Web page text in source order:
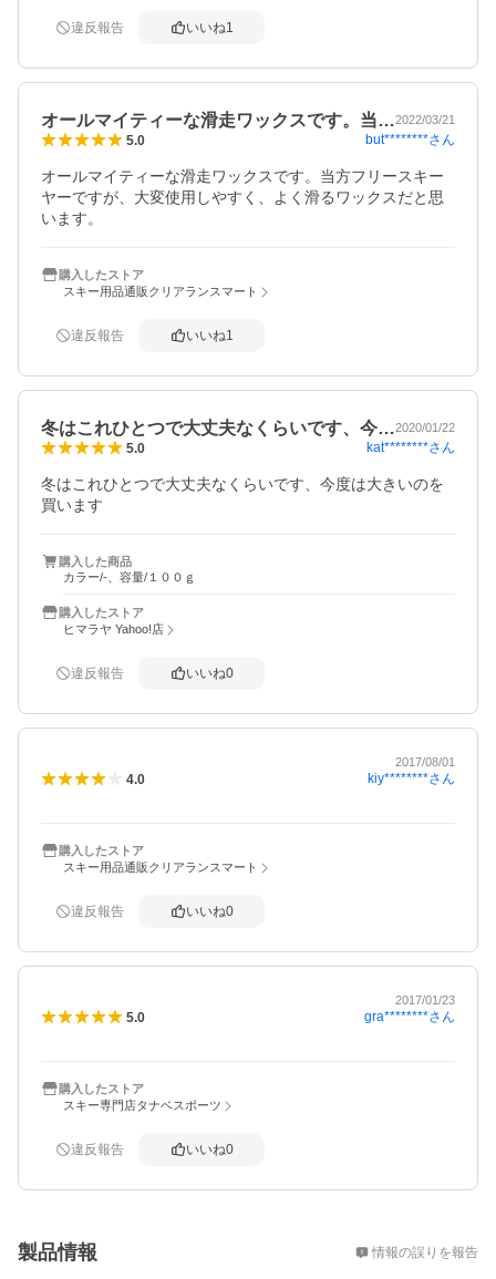
違反報告 いいね1
オールマイティーな滑走ワックスです。当…2022/03/21
5.0 but********さん
オールマイティーな滑走ワックスです。当方フリースキー
ヤーですが、大変使用しやすく、よく滑るワックスだと思
います。
購入したストア
スキー用品通販クリアランスマート
違反報告 いいね1
冬はこれひとつで大丈夫なくらいです、今…2020/01/22
5.0 kat********さん
冬はこれひとつで大丈夫なくらいです、今度は大きいのを
買います
購入した商品
カラー/-、容量/１００ｇ
購入したストア
ヒマラヤ Yahoo!店
違反報告 いいね0
2017/08/01
4.0 kiy********さん
購入したストア
スキー用品通販クリアランスマート
違反報告 いいね0
2017/01/23
5.0 gra********さん
購入したストア
スキー専門店タナベスポーツ
違反報告 いいね0
製品情報 情報の誤りを報告